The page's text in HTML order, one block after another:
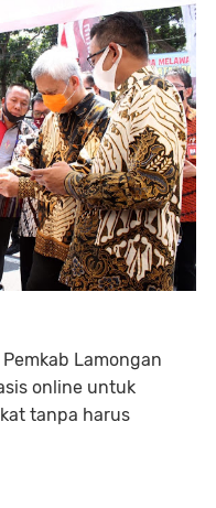
Pemkab Lamongan
online untuk
tanpa harus